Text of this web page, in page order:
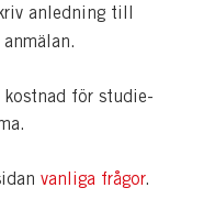
anledning till
kostnad för studie-
vanliga frågor.